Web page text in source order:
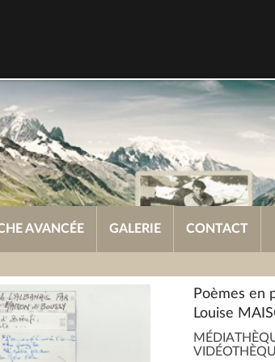
AVANCÉE GALERIE CONTACT
Poèmes en
Louise